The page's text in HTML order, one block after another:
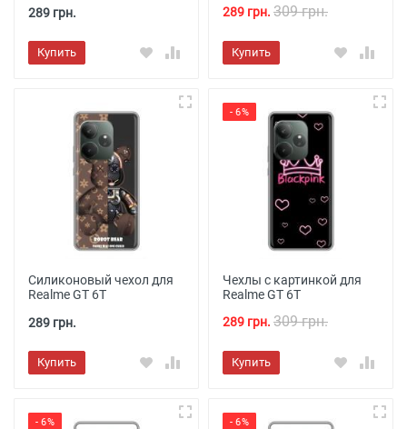
289 грн.
Купить
289 грн. 309 грн.
Купить
Силиконовый чехол для
Realme GT 6T
289 грн.
Купить
- 6%
Чехлы с картинкой для
Realme GT 6T
289 грн. 309 грн.
Купить
- 6% - 6%